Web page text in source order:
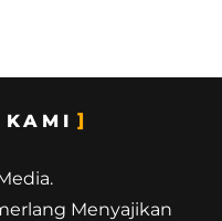
KAMI
Menyajikan